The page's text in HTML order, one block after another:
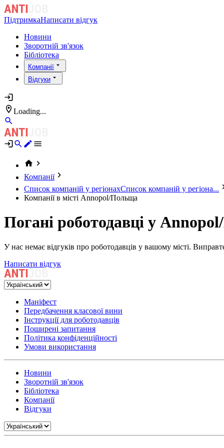
ПідтримкаНаписати відгук
Новини
Зворотній зв'язок
Бібліотека
Компанії
Відгуки
Loading...
Компанії
Список компаній у регіонахСписок компаній у регіона...
Компанії в місті Annopol/Польща
Погані роботодавці у
У нас немає відгуків про роботодавців у вашому місті.
Написати відгук
Маніфест
Передбачення класової вини
Інструкції для роботодавців
Поширені запитання
Політика конфіденційності
Умови використання
Новини
Зворотній зв'язок
Бібліотека
Компанії
Відгуки